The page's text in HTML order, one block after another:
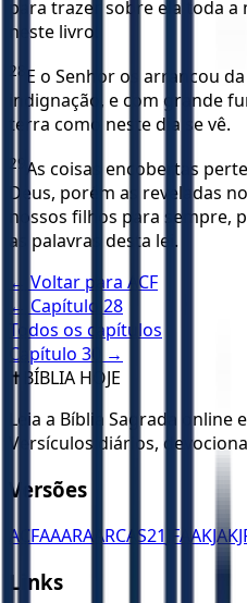
para trazer sobre ela toda
neste livro.
28 E o Senhor os arrancou
indignação, e com grande
terra como neste dia se vê.
29 As coisas encobertas
Deus, porém as reveladas
nossos filhos para sempre,
as palavras desta lei.
← Voltar para ACF
← Capítulo 28
Todos os capítulos
Capítulo 30
→
✝️ BÍBLIA HOJE
Leia a Bíblia Sagrada online
Versículos diários,
Versões
ACFAAARA ARCAS21 JFAAKJA
Links